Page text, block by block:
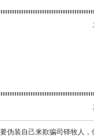
伪装自己来欺骗司铎牧人，